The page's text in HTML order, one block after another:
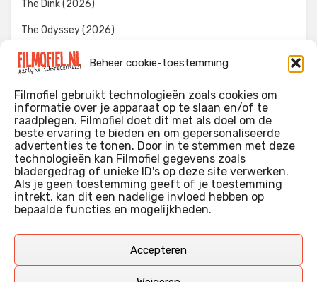
Beheer cookie-toestemming
Filmofiel gebruikt technologieën zoals cookies om
informatie over je apparaat op te slaan en/of te
raadplegen. Filmofiel doet dit met als doel om de
beste ervaring te bieden en om gepersonaliseerde
advertenties te tonen. Door in te stemmen met deze
technologieën kan Filmofiel gegevens zoals
bladergedrag of unieke ID's op deze site verwerken.
Als je geen toestemming geeft of je toestemming
intrekt, kan dit een nadelige invloed hebben op
bepaalde functies en mogelijkheden.
Accepteren
The Dink (2026)
The Odyssey (2026)
Evil Dead Burn (2026)
WIE IK BEN…?
Ik ben ooit begonnen met m’n recensies omdat ik zoveel
films keek dat ik af en toe niet meer wist welke ik nu wel of
niet gezien had. Ik ben een filmliefhebber, heb als hobby nog
erg lang in een videotheek gewerkt, en heb als coproducent
Deze recensies zijn dan ook vooral vrij pretentieloze
aangevuld met een groeiende kennis over de kunde én de